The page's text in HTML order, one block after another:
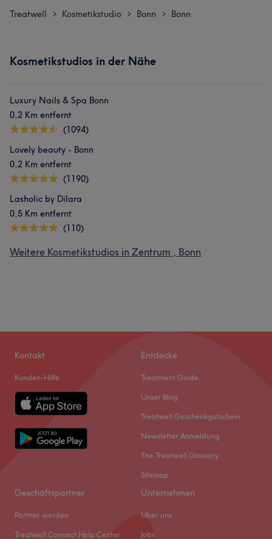
Treatwell > Kosmetikstudio > Bonn > Bonn
Kosmetikstudios in der Nähe
Luxury Nails & Spa Bonn
0,2 Km entfernt
(1094)
Lovely beauty - Bonn
0,2 Km entfernt
(1190)
Lasholic by Dilara
0,5 Km entfernt
(110)
Weitere Kosmetikstudios in Zentrum , Bonn
Kontakt
Kunden-Hilfe
Entdecke
Treatment Guide
Unser Blog
Treatwell Geschenkgutschein
Newsletter Anmeldung
The Treatwell Glossary
Sitemap
Geschäftspartner
Partner werden
Treatwell Connect Help Center
Unternehmen
Über uns
Jobs